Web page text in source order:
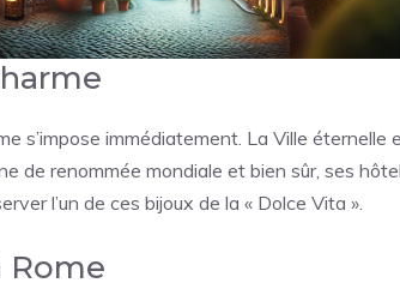
s’impose immédiatement. La Ville éternelle
de renommée mondiale et bien sûr, ses
l’un de ces bijoux de la « Dolce Vita ».
Rome